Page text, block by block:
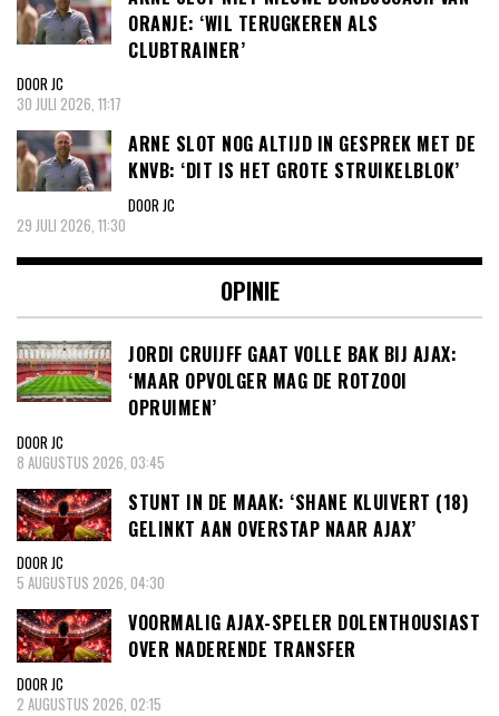
ORANJE: ‘WIL TERUGKEREN ALS
CLUBTRAINER’
DOOR JC
30 JULI 2026, 11:17
ARNE SLOT NOG ALTIJD IN GESPREK MET DE
KNVB: ‘DIT IS HET GROTE STRUIKELBLOK’
DOOR JC
29 JULI 2026, 11:30
OPINIE
JORDI CRUIJFF GAAT VOLLE BAK BIJ AJAX:
‘MAAR OPVOLGER MAG DE ROTZOOI
OPRUIMEN’
DOOR JC
8 AUGUSTUS 2026, 03:45
STUNT IN DE MAAK: ‘SHANE KLUIVERT (18)
GELINKT AAN OVERSTAP NAAR AJAX’
DOOR JC
5 AUGUSTUS 2026, 04:30
VOORMALIG AJAX-SPELER DOLENTHOUSIAST
OVER NADERENDE TRANSFER
DOOR JC
2 AUGUSTUS 2026, 02:15